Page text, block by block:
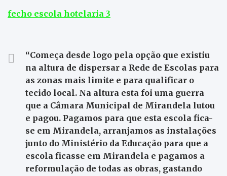
fecho escola hotelaria 3
“Começa desde logo pela opção que existiu
na altura de dispersar a Rede de Escolas para
as zonas mais limite e para qualificar o
tecido local. Na altura esta foi uma guerra
que a Câmara Municipal de Mirandela lutou
e pagou. Pagamos para que esta escola fica-
se em Mirandela, arranjamos as instalações
junto do Ministério da Educação para que a
escola ficasse em Mirandela e pagamos a
reformulação de todas as obras, gastando